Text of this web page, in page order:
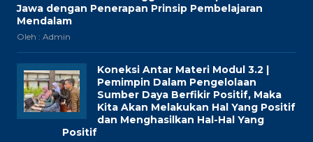
Jawa dengan Penerapan Prinsip Pembelajaran
Mendalam
Oleh : Admin
Koneksi Antar Materi Modul 3.2 |
Pemimpin Dalam Pengelolaan
Sumber Daya Berfikir Positif, Maka
Kita Akan Melakukan Hal Yang Positif
dan Menghasilkan Hal-Hal Yang
Positif